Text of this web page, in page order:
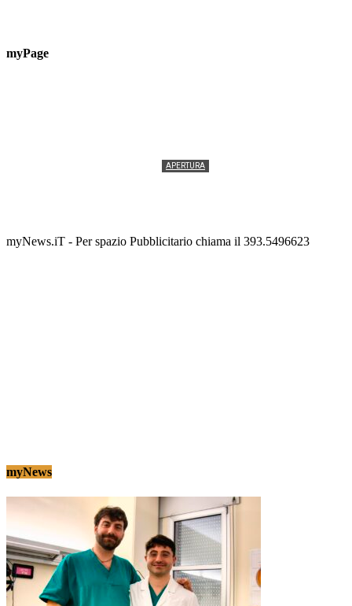
myPage
APERTURA
myNews.iT - Per spazio Pubblicitario chiama il 393.5496623
myNews